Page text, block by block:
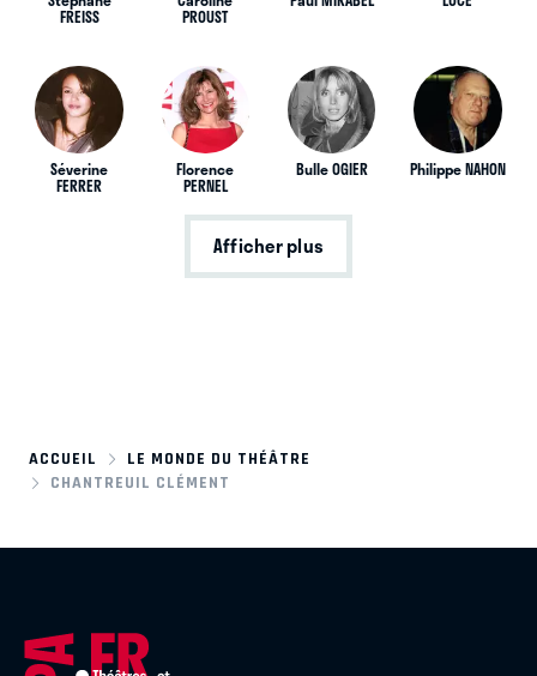
FREISS PROUST
Séverine
FERRER
Florence
PERNEL
Bulle OGIER Philippe NAHON
Afficher plus
ACCUEIL
LE MONDE DU THÉÂTRE
CHANTREUIL CLÉMENT